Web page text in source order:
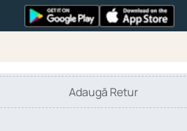
Adaugă Retur